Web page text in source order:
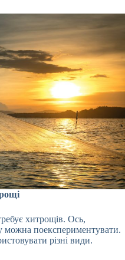
хитрощів. Ось,
можна поекспериментувати.
різні види.